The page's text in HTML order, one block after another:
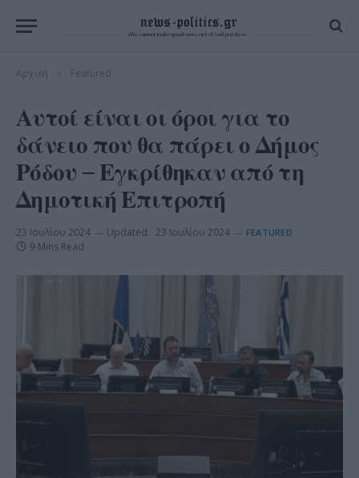
Αρχική Featured
Αυτοί είναι οι όροι για το
δάνειο που θα πάρει ο Δήμος
Ρόδου – Εγκρίθηκαν από τη
Δημοτική Επιτροπή
23 Ιουλίου 2024 Updated: 23 Ιουλίου 2024 FEATURED
9 Mins Read